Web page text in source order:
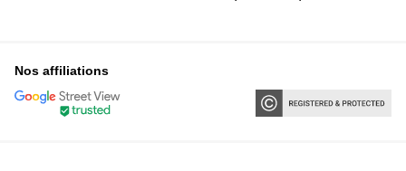
Nos affiliations